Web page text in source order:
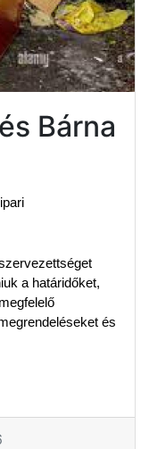
Bárna
a határidőket,
és